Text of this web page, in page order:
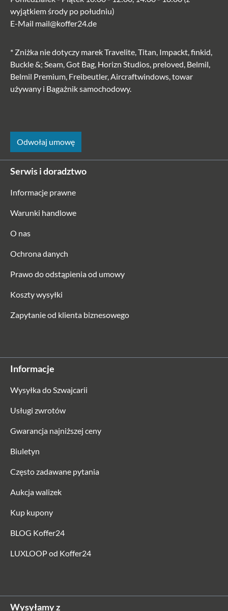
wyjątkiem środy po południu)
E-Mail mail@koffer24.de
* Zniżka nie dotyczy marek Travelite, Titan, Impackt, finkid,
Buckle &; Seam, Got Bag, Horizn Studios, preloved, Belmil,
Belmil Premium, Freibeutler, Aircraftwindows, towar
używany i Bagażnik samochodowy.
Odwołaj umowę
Serwis i doradztwo
Informacje prawne
Warunki handlowe
O nas
Ochrona danych
Prawo do odstąpienia od umowy
Koszty wysyłki
Zapytanie od klienta biznesowego
Informacje
Wysyłka do Szwajcarii
Usługi zwrotów
Gwarancja najniższej ceny
Biuletyn
Często zadawane pytania
Aukcja walizek
Kup kupony
BLOG Koffer24
LUXLOOP od Koffer24
Wysyłamy z